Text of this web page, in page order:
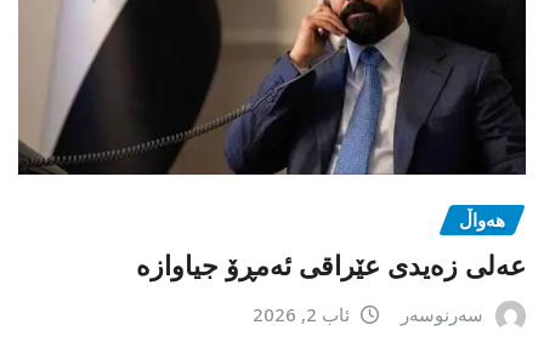
هەواڵ
عەلی زەیدی عێراقی ئەمڕۆ جیاوازە
سەرنوسەر ئاب 2, 2026